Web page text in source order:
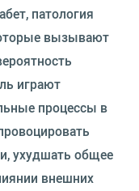
патология
вызывают
играют
процессы в
ухудшать общее
внешних